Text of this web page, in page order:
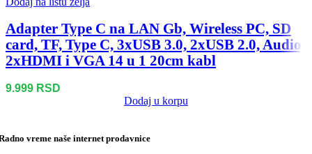
Adapter Type C na LAN Gb, Wireless PC, SD
card, TF, Type C, 3xUSB 3.0, 2xUSB 2.0, Audio,
2xHDMI i VGA 14 u 1 20cm kabl
9.999 RSD
Dodaj u korpu
vreme naše internet prodavnice